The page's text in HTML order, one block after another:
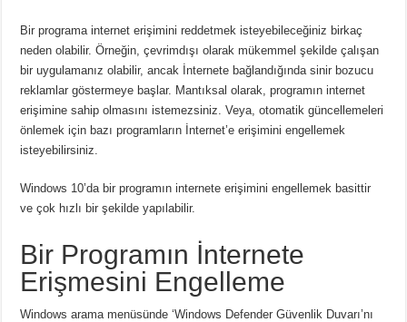
Bir programa internet erişimini reddetmek isteyebileceğiniz birkaç
neden olabilir. Örneğin, çevrimdışı olarak mükemmel şekilde çalışan
bir uygulamanız olabilir, ancak İnternete bağlandığında sinir bozucu
reklamlar göstermeye başlar. Mantıksal olarak, programın internet
erişimine sahip olmasını istemezsiniz. Veya, otomatik güncellemeleri
önlemek için bazı programların İnternet’e erişimini engellemek
isteyebilirsiniz.
Windows 10’da bir programın internete erişimini engellemek basittir
ve çok hızlı bir şekilde yapılabilir.
Bir Programın İnternete
Erişmesini Engelleme
Windows arama menüsünde ‘Windows Defender Güvenlik Duvarı’nı